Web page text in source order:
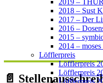
2019 –
2018 – Sust
2017 – Der
2016 –
2015 –
2014 –
Löfflerpreis
Löfflerpreis
Löfflerpreis
Löfflerpreis
📄